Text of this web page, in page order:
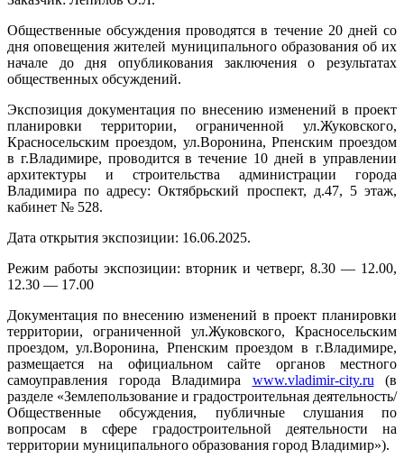
Общественные обсуждения проводятся в течение 20 дней со
дня оповещения жителей муниципального образования об их
начале до дня опубликования заключения о результатах
общественных обсуждений.
Экспозиция документация по внесению изменений в проект
планировки территории, ограниченной ул.Жуковского,
Красносельским проездом, ул.Воронина, Рпенским проездом
в г.Владимире, проводится в течение 10 дней в управлении
архитектуры и строительства администрации города
Владимира по адресу: Октябрьский проспект, д.47, 5 этаж,
кабинет № 528.
Дата открытия экспозиции: 16.06.2025.
Режим работы экспозиции: вторник и четверг, 8.30 — 12.00,
12.30 — 17.00
Документация по внесению изменений в проект планировки
территории, ограниченной ул.Жуковского, Красносельским
проездом, ул.Воронина, Рпенским проездом в г.Владимире,
размещается на официальном сайте органов местного
самоуправления города Владимира www.vladimir-city.ru (в
разделе «Землепользование и градостроительная деятельность/
Общественные обсуждения, публичные слушания по
вопросам в сфере градостроительной деятельности на
территории муниципального образования город Владимир»).